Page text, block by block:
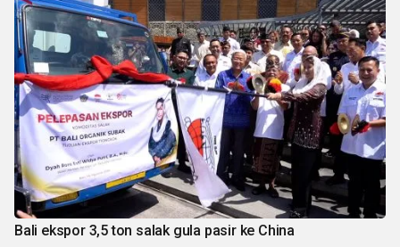
Bali ekspor 3,5 ton salak gula pasir ke China